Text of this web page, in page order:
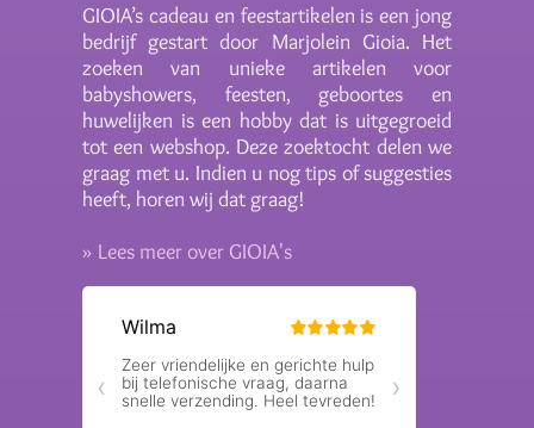
GIOIA’s cadeau en feestartikelen is een jong
bedrijf gestart door Marjolein Gioia. Het
zoeken van unieke artikelen voor
babyshowers, feesten, geboortes en
huwelijken is een hobby dat is uitgegroeid
tot een webshop. Deze zoektocht delen we
graag met u. Indien u nog tips of suggesties
heeft, horen wij dat graag!
» Lees meer over GIOIA's